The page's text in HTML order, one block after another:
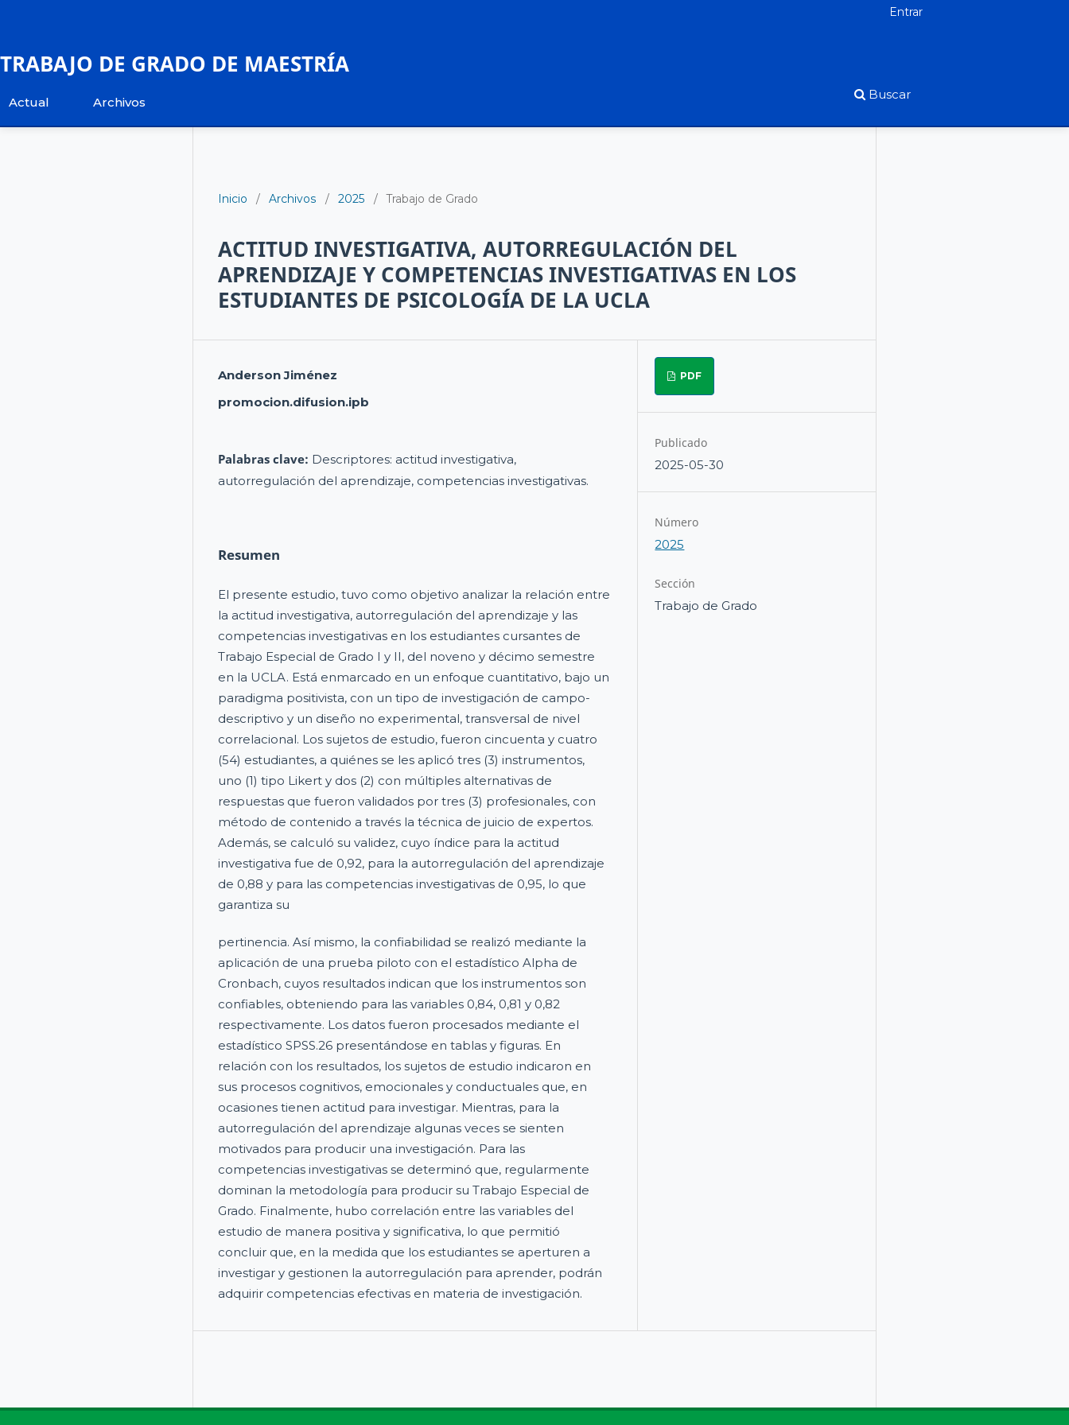
TRABAJO DE GRADO DE MAESTRÍA
Actual Archivos
Buscar
Entrar
Inicio / Archivos / 2025 / Trabajo de Grado
ACTITUD INVESTIGATIVA, AUTORREGULACIÓN DEL
APRENDIZAJE Y COMPETENCIAS INVESTIGATIVAS EN LOS
ESTUDIANTES DE PSICOLOGÍA DE LA UCLA
Anderson Jiménez
promocion.difusion.ipb
Palabras clave: Descriptores: actitud investigativa,
autorregulación del aprendizaje, competencias investigativas.
Resumen
El presente estudio, tuvo como objetivo analizar la relación entre
la actitud investigativa, autorregulación del aprendizaje y las
competencias investigativas en los estudiantes cursantes de
Trabajo Especial de Grado I y II, del noveno y décimo semestre
en la UCLA. Está enmarcado en un enfoque cuantitativo, bajo un
paradigma positivista, con un tipo de investigación de campo-
descriptivo y un diseño no experimental, transversal de nivel
correlacional. Los sujetos de estudio, fueron cincuenta y cuatro
(54) estudiantes, a quiénes se les aplicó tres (3) instrumentos,
uno (1) tipo Likert y dos (2) con múltiples alternativas de
respuestas que fueron validados por tres (3) profesionales, con
método de contenido a través la técnica de juicio de expertos.
Además, se calculó su validez, cuyo índice para la actitud
investigativa fue de 0,92, para la autorregulación del aprendizaje
de 0,88 y para las competencias investigativas de 0,95, lo que
garantiza su
pertinencia. Así mismo, la confiabilidad se realizó mediante la
aplicación de una prueba piloto con el estadístico Alpha de
Cronbach, cuyos resultados indican que los instrumentos son
confiables, obteniendo para las variables 0,84, 0,81 y 0,82
respectivamente. Los datos fueron procesados mediante el
estadístico SPSS.26 presentándose en tablas y figuras. En
relación con los resultados, los sujetos de estudio indicaron en
sus procesos cognitivos, emocionales y conductuales que, en
ocasiones tienen actitud para investigar. Mientras, para la
autorregulación del aprendizaje algunas veces se sienten
motivados para producir una investigación. Para las
competencias investigativas se determinó que, regularmente
dominan la metodología para producir su Trabajo Especial de
Grado. Finalmente, hubo correlación entre las variables del
estudio de manera positiva y significativa, lo que permitió
concluir que, en la medida que los estudiantes se aperturen a
investigar y gestionen la autorregulación para aprender, podrán
adquirir competencias efectivas en materia de investigación.
PDF
Publicado
2025-05-30
Número
2025
Sección
Trabajo de Grado